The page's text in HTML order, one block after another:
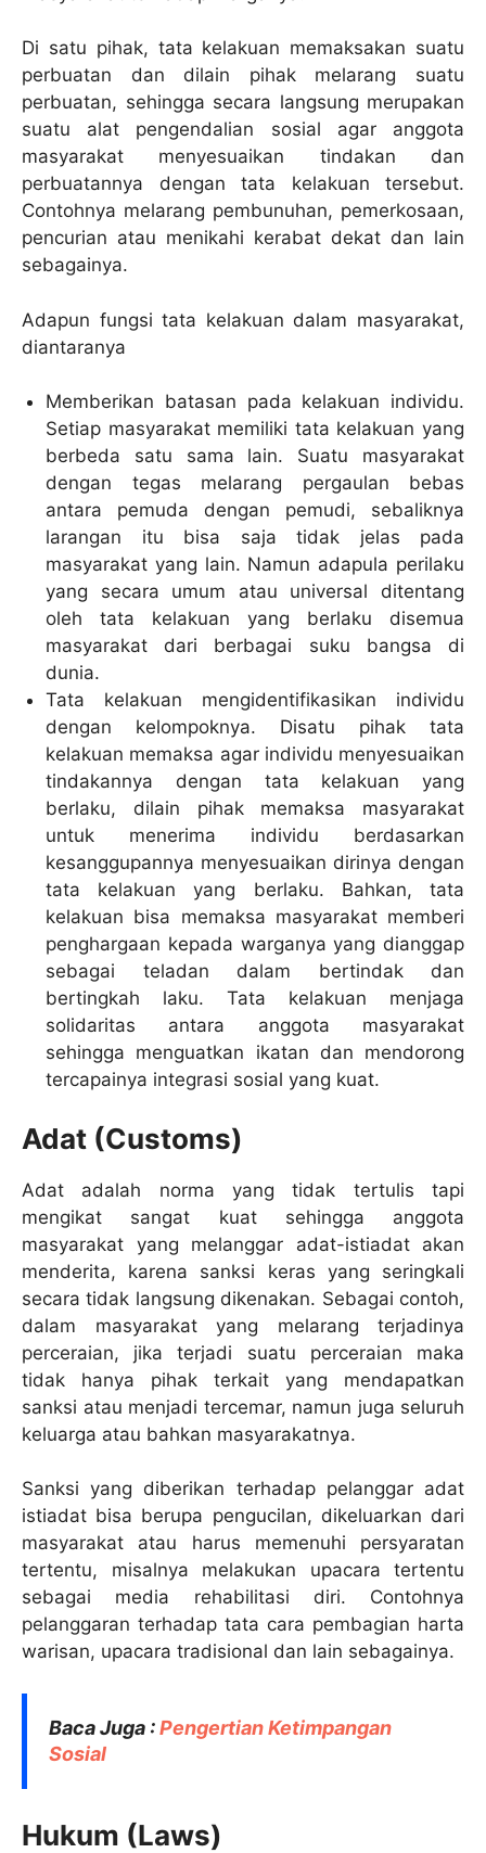
Di satu pihak, tata kelakuan memaksakan suatu
perbuatan dan dilain pihak melarang suatu
perbuatan, sehingga secara langsung merupakan
suatu alat pengendalian sosial agar anggota
masyarakat menyesuaikan tindakan dan
perbuatannya dengan tata kelakuan tersebut.
Contohnya melarang pembunuhan, pemerkosaan,
pencurian atau menikahi kerabat dekat dan lain
sebagainya.
Adapun fungsi tata kelakuan dalam masyarakat,
diantaranya
Memberikan batasan pada kelakuan individu.
Setiap masyarakat memiliki tata kelakuan yang
berbeda satu sama lain. Suatu masyarakat
dengan tegas melarang pergaulan bebas
antara pemuda dengan pemudi, sebaliknya
larangan itu bisa saja tidak jelas pada
masyarakat yang lain. Namun adapula perilaku
yang secara umum atau universal ditentang
oleh tata kelakuan yang berlaku disemua
masyarakat dari berbagai suku bangsa di
dunia.
Tata kelakuan mengidentifikasikan individu
dengan kelompoknya. Disatu pihak tata
kelakuan memaksa agar individu menyesuaikan
tindakannya dengan tata kelakuan yang
berlaku, dilain pihak memaksa masyarakat
untuk menerima individu berdasarkan
kesanggupannya menyesuaikan dirinya dengan
tata kelakuan yang berlaku. Bahkan, tata
kelakuan bisa memaksa masyarakat memberi
penghargaan kepada warganya yang dianggap
sebagai teladan dalam bertindak dan
bertingkah laku. Tata kelakuan menjaga
solidaritas antara anggota masyarakat
sehingga menguatkan ikatan dan mendorong
tercapainya integrasi sosial yang kuat.
Adat (Customs)
Adat adalah norma yang tidak tertulis tapi
mengikat sangat kuat sehingga anggota
masyarakat yang melanggar adat-istiadat akan
menderita, karena sanksi keras yang seringkali
secara tidak langsung dikenakan. Sebagai contoh,
dalam masyarakat yang melarang terjadinya
perceraian, jika terjadi suatu perceraian maka
tidak hanya pihak terkait yang mendapatkan
sanksi atau menjadi tercemar, namun juga seluruh
keluarga atau bahkan masyarakatnya.
Sanksi yang diberikan terhadap pelanggar adat
istiadat bisa berupa pengucilan, dikeluarkan dari
masyarakat atau harus memenuhi persyaratan
tertentu, misalnya melakukan upacara tertentu
sebagai media rehabilitasi diri. Contohnya
pelanggaran terhadap tata cara pembagian harta
warisan, upacara tradisional dan lain sebagainya.
Baca Juga :Pengertian Ketimpangan
Sosial
Hukum (Laws)